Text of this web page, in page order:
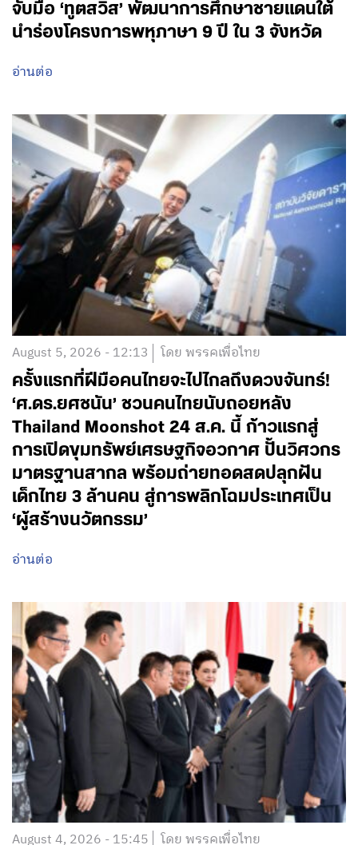
จับมือ ‘ทูตสวิส’ พัฒนาการศึกษาชายแดนใต้
นำร่องโครงการพหุภาษา 9 ปี ใน 3 จังหวัด
อ่านต่อ
August 5, 2026 - 12:13 โดย พรรคเพื่อไทย
ครั้งแรกที่ฝีมือคนไทยจะไปไกลถึงดวงจันทร์!
‘ศ.ดร.ยศชนัน’ ชวนคนไทยนับถอยหลัง
Thailand Moonshot 24 ส.ค. นี้ ก้าวแรกสู่
การเปิดขุมทรัพย์เศรษฐกิจอวกาศ ปั้นวิศวกร
มาตรฐานสากล พร้อมถ่ายทอดสดปลุกฝัน
เด็กไทย 3 ล้านคน สู่การพลิกโฉมประเทศเป็น
‘ผู้สร้างนวัตกรรม’
อ่านต่อ
August 4, 2026 - 15:45 โดย พรรคเพื่อไทย